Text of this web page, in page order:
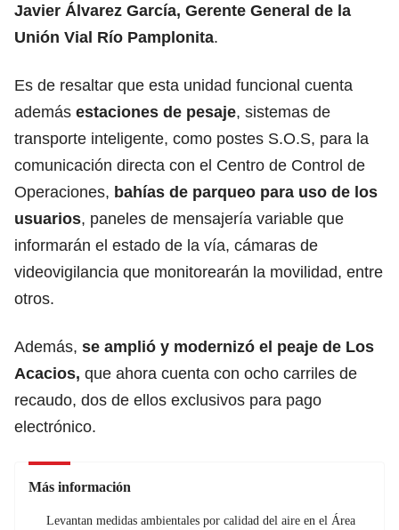
Javier Álvarez García, Gerente General de la
Unión Vial Río Pamplonita.
Es de resaltar que esta unidad funcional cuenta
además estaciones de pesaje, sistemas de
transporte inteligente, como postes S.O.S, para la
comunicación directa con el Centro de Control de
Operaciones, bahías de parqueo para uso de los
usuarios, paneles de mensajería variable que
informarán el estado de la vía, cámaras de
videovigilancia que monitorearán la movilidad, entre
otros.
Además, se amplió y modernizó el peaje de Los
Acacios, que ahora cuenta con ocho carriles de
recaudo, dos de ellos exclusivos para pago
electrónico.
Más información
Levantan medidas ambientales por calidad del aire en el Área